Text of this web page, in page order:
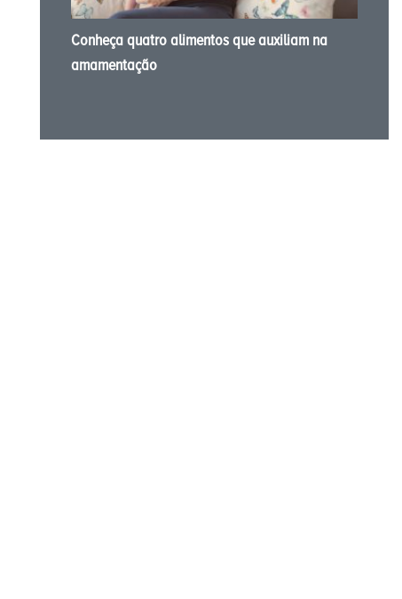
Conheça quatro alimentos que auxiliam na
amamentação